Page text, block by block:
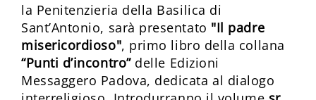
la Penitenzieria della Basilica di
Sant’Antonio, sarà presentato "Il padre
misericordioso", primo libro della collana
“Punti d’incontro”delle Edizioni
Messaggero Padova, dedicata al dialogo